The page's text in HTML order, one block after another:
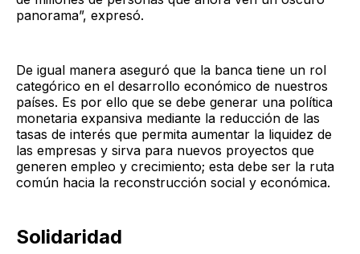
panorama”, expresó.
De igual manera aseguró que la banca tiene un rol
categórico en el desarrollo económico de nuestros
países. Es por ello que se debe generar una política
monetaria expansiva mediante la reducción de las
tasas de interés que permita aumentar la liquidez de
las empresas y sirva para nuevos proyectos que
generen empleo y crecimiento; esta debe ser la ruta
común hacia la reconstrucción social y económica.
Solidaridad